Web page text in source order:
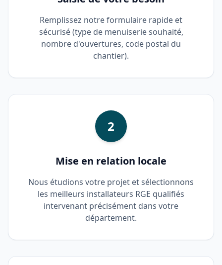
Remplissez notre formulaire rapide et
sécurisé (type de menuiserie souhaité,
nombre d'ouvertures, code postal du
chantier).
2
Mise en relation locale
Nous étudions votre projet et sélectionnons
les meilleurs installateurs RGE qualifiés
intervenant précisément dans votre
département.